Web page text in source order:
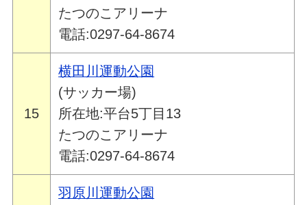
たつのこアリーナ
電話:0297-64-8674
15
横田川運動公園
(サッカー場)
所在地:平台5丁目13
たつのこアリーナ
電話:0297-64-8674
羽原川運動公園